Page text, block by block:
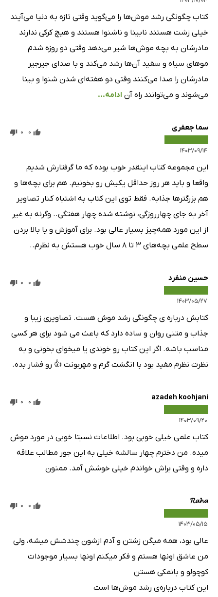
کتاب چگونگی رشد موش‌ها را می‌گوید وقتی تازه به دنیا می‌آیند
خیلی زشت هستند نابینا و ناشنوا هستند و هیچ کرکی ندارند
مادرشان به بچه موش‌ها شیر می‌دهد وقتی دو روزه شدم
موهای سیاه و سفید آن‌ها رشد می‌کند و با صدای جیرجیر
مادرشان را صدا می‌کنند وقتی دو هفته‌ای شدن شنوا و بینا
می‌شوند و می‌توانند راه آن ادامه...
سما جعفری
۱۴۰۳/۰۹/۱۴
0
0
این مجموعه کتاب اینقدر خوب بوده که ما گرفتارش شدیم
واقعا و باید هر روز حداقل یکیش رو بخونیم. هم برای بچه‌ها و
هم بزرگترها جذابه. فقط توی این کتاب به اشتباه کنار تصاویر
آخر به جای چهارروزگی، نوشته شده چهار هفتگی.. وگرنه به غیر
از این مورد همه‌چیز بسیار عالی بود. برای آموزش و یا بالا بردن
سطح علمی بچه‌های ۳ تا ۸ سال خوب هستش به نظرم..
حسین منفرد
۱۴۰۳/۰۵/۲۷
0
0
کتابش درباره ی چگونگی رشد موش هست. تصاویری زیبا و
جذاب و متنی روان و ساده دارد که باعث می شود برای هر کسی
مناسب باشه. اگر این کتاب رو خوندی یا میخوای بخونی و به
نظرت نظرم مفید بود با انگشت گرم و مهربونت 👍 رو فشار بده.
azadeh koohjani
۱۴۰۳/۰۹/۲۰
0
0
کتاب علمی خیلی خوبی بود. اطلاعات نسبتا خوبی در مورد موش
میده. من دخترم چهار سالشه خیلی به این جور مطالب علاقه
داره و وقتی براش خواندم خیلی خوشش آمد. ممنون
𝓡𝓪𝓱𝓪
۱۴۰۳/۰۵/۱۵
0
0
عالی بود، همه میگن زشتن و آدم ازشون چندشش میشه، ولی
من عاشق اونها هستم و فکر میکنم اونها بسیار موجودات
کوچولو و بانمکی هستن
این کتاب درباره‌ی رشد موش‌ها است